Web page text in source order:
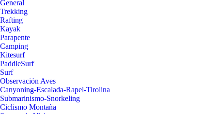
General
Trekking
Rafting
Kayak
Parapente
Camping
Kitesurf
PaddleSurf
Surf
Observación Aves
Canyoning-Escalada-Rapel-Tirolina
Submarinismo-Snorkeling
Ciclismo Montaña